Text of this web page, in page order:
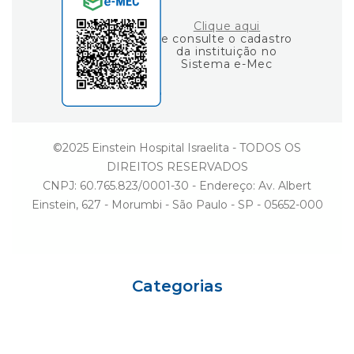
Clique aqui
e consulte o cadastro
da instituição no
Sistema e-Mec
©2025 Einstein Hospital Israelita - TODOS OS
DIREITOS RESERVADOS
CNPJ: 60.765.823/0001-30 - Endereço: Av. Albert
Einstein, 627 - Morumbi - São Paulo - SP - 05652-000
Categorias